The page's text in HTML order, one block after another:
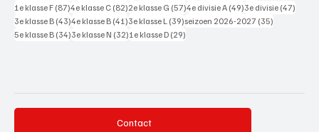
1e klasse F (87)87 posts
4e klasse C (82)82 posts
2e klasse G (57)57 posts
4e divisie A (49)49 posts
3e divisie (47)
3e klasse B (43)43 posts
4e klasse B (41)41 posts
3e klasse L (39)39 posts
seizoen 2026-2027 (35)
5e klasse B (34)34 posts
3e klasse N (32)32 posts
1e klasse D (29)
Contact